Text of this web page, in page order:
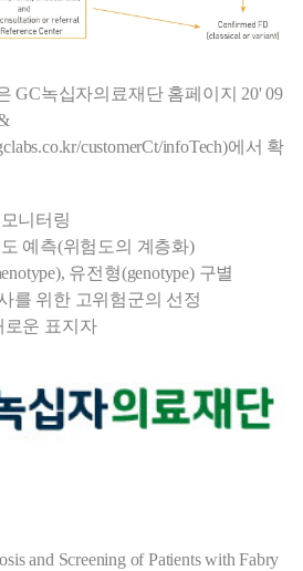
GC녹십자의료재단 홈페이지 20' 09
customerCt/infoTech)에서 확
니터링
예측(위험도의 계층화)
유전형(genotype) 구별
를 위한 고위험군의 선정
로운 표지자
and Screening of Patients with Fabry